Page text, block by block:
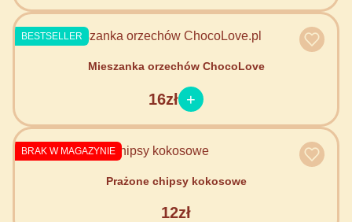
BESTSELLER
Mieszanka orzechów ChocoLove
16zł
BRAK W MAGAZYNIE
Prażone chipsy kokosowe
12zł